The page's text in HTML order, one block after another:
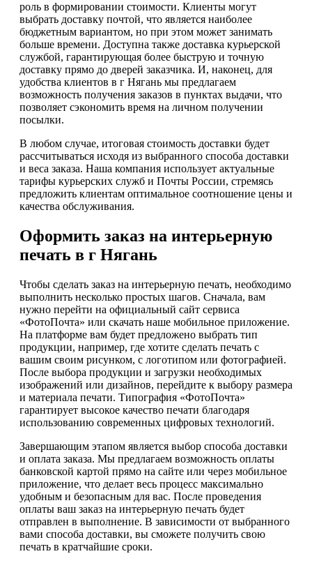
роль в формировании стоимости. Клиенты могут
выбрать доставку почтой, что является наиболее
бюджетным вариантом, но при этом может занимать
больше времени. Доступна также доставка курьерской
службой, гарантирующая более быструю и точную
доставку прямо до дверей заказчика. И, наконец, для
удобства клиентов в г Нягань мы предлагаем
возможность получения заказов в пунктах выдачи, что
позволяет сэкономить время на личном получении
посылки.
В любом случае, итоговая стоимость доставки будет
рассчитываться исходя из выбранного способа доставки
и веса заказа. Наша компания использует актуальные
тарифы курьерских служб и Почты России, стремясь
предложить клиентам оптимальное соотношение цены и
качества обслуживания.
Оформить заказ на интерьерную
печать в г Нягань
Чтобы сделать заказ на интерьерную печать, необходимо
выполнить несколько простых шагов. Сначала, вам
нужно перейти на официальный сайт сервиса
«ФотоПочта» или скачать наше мобильное приложение.
На платформе вам будет предложено выбрать тип
продукции, например, где хотите сделать печать с
вашим своим рисунком, с логотипом или фотографией.
После выбора продукции и загрузки необходимых
изображений или дизайнов, перейдите к выбору размера
и материала печати. Типография «ФотоПочта»
гарантирует высокое качество печати благодаря
использованию современных цифровых технологий.
Завершающим этапом является выбор способа доставки
и оплата заказа. Мы предлагаем возможность оплаты
банковской картой прямо на сайте или через мобильное
приложение, что делает весь процесс максимально
удобным и безопасным для вас. После проведения
оплаты ваш заказ на интерьерную печать будет
отправлен в выполнение. В зависимости от выбранного
вами способа доставки, вы сможете получить свою
печать в кратчайшие сроки.